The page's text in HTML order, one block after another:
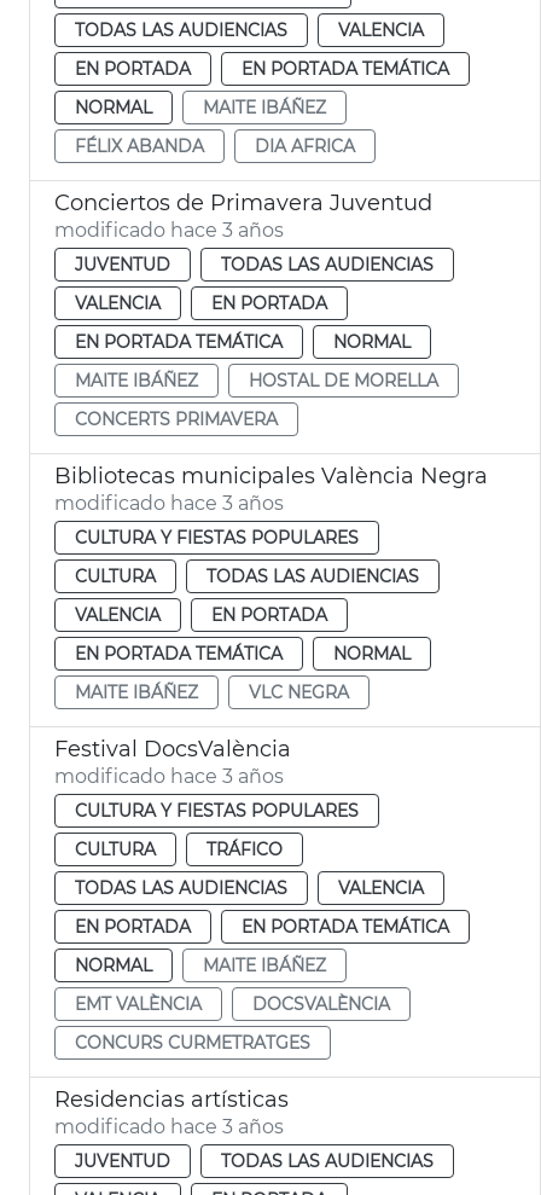
TODAS LAS AUDIENCIAS
VALENCIA
EN PORTADA
EN PORTADA TEMÁTICA
NORMAL
MAITE IBÁÑEZ
FÉLIX ABANDA
DIA AFRICA
Conciertos de Primavera Juventud
modificado hace 3 años
JUVENTUD
TODAS LAS AUDIENCIAS
VALENCIA
EN PORTADA
EN PORTADA TEMÁTICA
NORMAL
MAITE IBÁÑEZ
HOSTAL DE MORELLA
CONCERTS PRIMAVERA
Bibliotecas municipales València Negra
modificado hace 3 años
CULTURA Y FIESTAS POPULARES
CULTURA
TODAS LAS AUDIENCIAS
VALENCIA
EN PORTADA
EN PORTADA TEMÁTICA
NORMAL
MAITE IBÁÑEZ
VLC NEGRA
Festival DocsValència
modificado hace 3 años
CULTURA Y FIESTAS POPULARES
CULTURA
TRÁFICO
TODAS LAS AUDIENCIAS
VALENCIA
EN PORTADA
EN PORTADA TEMÁTICA
NORMAL
MAITE IBÁÑEZ
EMT VALÈNCIA
DOCSVALÈNCIA
CONCURS CURMETRATGES
Residencias artísticas
modificado hace 3 años
JUVENTUD
TODAS LAS AUDIENCIAS